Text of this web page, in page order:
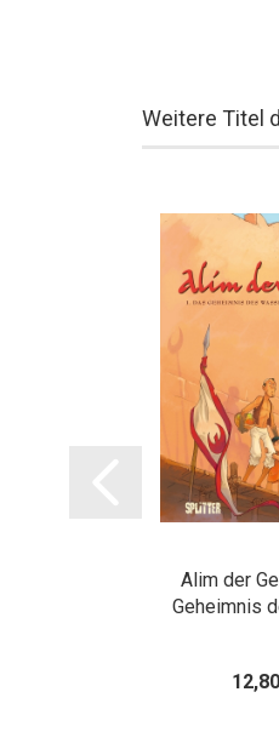
Weitere Titel
Alim der
Geheimnis